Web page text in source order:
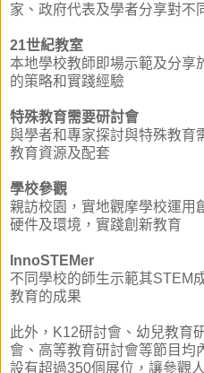
家、政府代表及學者分享對不
21世紀教室
本地學校教師即場示範及分享
的策略和實踐經驗
特殊教育需要研討會
與學者和專家探討與特殊教育
教育資源及配套
學校參觀
親訪校園，實地觀摩學校運用
硬件及環境，實踐創新教育
InnoSTEMer
不同學校的師生示範其STEM
教育的成果
此外，K12研討會、幼兒教育
會、高等教育研討會等節目均
設有超過350個展位，讓參觀